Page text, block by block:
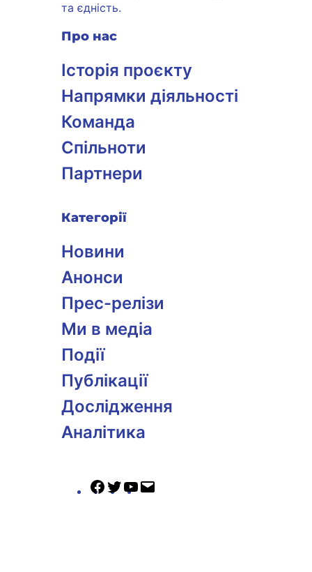
та єдність.
Про нас
Історія проєкту
Напрямки діяльності
Команда
Спільноти
Партнери
Категорії
Новини
Анонси
Прес-релізи
Ми в медіа
Події
Публікації
Дослідження
Аналітика